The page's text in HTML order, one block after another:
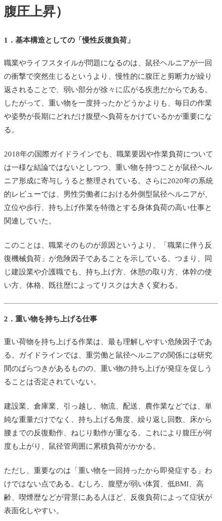
腹圧上昇）
1．基本構造としての「慢性反復負荷」
職業やライフスタイルが問題になるのは、鼠径ヘルニアが一回
の衝撃で突然生じるというより、慢性的に腹圧と剪断力が繰り
返されることで、弱い部分が徐々に広がる疾患だからである。
したがって、重い物を一度持ったかどうかよりも、毎日の作業
や姿勢が長期にどれだけ腹壁へ負荷をかけているかが重要にな
る。
2018年の国際ガイドラインでも、職業要因や作業負荷について
は一様な結論ではないとしつつ、重い物を持つことが鼠径ヘル
ニア形成に寄与しうると整理されている。さらに2020年の系統
的レビューでは、男性労働者における外側型鼠径ヘルニアが、
立位や歩行、持ち上げ作業を特徴とする身体負荷の高い仕事と
関連していた。
このことは、職業そのものが原因というより、「職業に伴う反
復機械負荷」が危険因子であることを示している。つまり、同
じ建設業や介護職でも、持ち上げ方、休憩の取り方、体幹の使
い方、体格、既往歴によってリスクは大きく変わる。
2．重い物を持ち上げる仕事
重い荷物を持ち上げる作業は、最も理解しやすい危険因子であ
る。ガイドラインでは、重労働と鼠径ヘルニアの関係には研究
間のばらつきがあるものの、重い物の持ち上げが発症を促しう
ることは否定されていない。
建設業、倉庫業、引っ越し、物流、配送、農作業などでは、単
純な重量だけでなく、持ち上げる角度、繰り返し回数、床から
腰までの反復動作、ねじり動作が重なる。これにより腹圧が何
度も上がり、鼠径管周囲に累積負荷がかかる。
ただし、重要なのは「重い物を一回持ったから即発症する」わ
けではない点である。むしろ、腹壁が弱い体質、低BMI、高
齢、喫煙歴などが背景にある人ほど、反復負荷によって症状が
表面化しやすい。